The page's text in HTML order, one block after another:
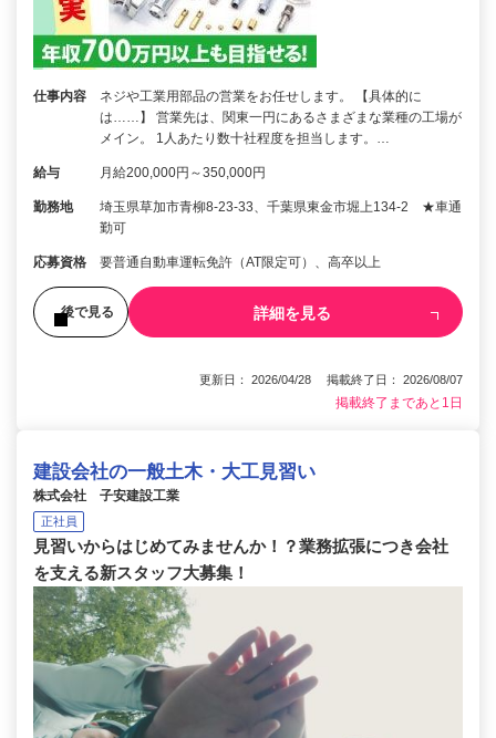
仕事内容
ネジや工業用部品の営業をお任せします。 【具体的に
は……】 営業先は、関東一円にあるさまざまな業種の工場が
メイン。 1人あたり数十社程度を担当します。…
給与 月給200,000円～350,000円
勤務地
埼玉県草加市青柳8-23-33、千葉県東金市堀上134-2 ★車通
勤可
応募資格 要普通自動車運転免許（AT限定可）、高卒以上
後で見る 詳細を見る
更新日： 2026/04/28 掲載終了日： 2026/08/07
掲載終了まであと1日
建設会社の一般土木・大工見習い
株式会社 子安建設工業
正社員
見習いからはじめてみませんか！？業務拡張につき会社
を支える新スタッフ大募集！